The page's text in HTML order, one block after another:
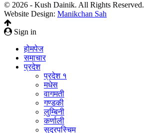
© 2026 - Kush Dainik. All Rights Reserved.
Website Design: Manikchan Sah
Sign in
होमपेज
समाचार
प्रदेश
प्रदेश १
मधेस
वागमती
गण्डकी
लुम्बिनी
कर्णाली
सुदुरपस्चिम